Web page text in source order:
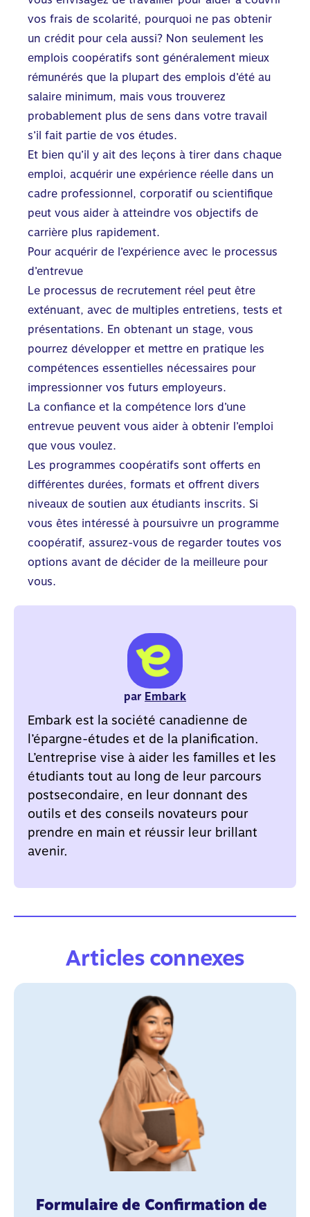
vos frais de scolarité, pourquoi ne pas obtenir
un crédit pour cela aussi? Non seulement les
emplois coopératifs sont généralement mieux
rémunérés que la plupart des emplois d’été au
salaire minimum, mais vous trouverez
probablement plus de sens dans votre travail
s’il fait partie de vos études.
Et bien qu’il y ait des leçons à tirer dans chaque
emploi, acquérir une expérience réelle dans un
cadre professionnel, corporatif ou scientifique
peut vous aider à atteindre vos objectifs de
carrière plus rapidement.
Pour acquérir de l’expérience avec le processus
d’entrevue
Le processus de recrutement réel peut être
exténuant, avec de multiples entretiens, tests et
présentations. En obtenant un stage, vous
pourrez développer et mettre en pratique les
compétences essentielles nécessaires pour
impressionner vos futurs employeurs.
La confiance et la compétence lors d’une
entrevue peuvent vous aider à obtenir l’emploi
que vous voulez.
Les programmes coopératifs sont offerts en
différentes durées, formats et offrent divers
niveaux de soutien aux étudiants inscrits. Si
vous êtes intéressé à poursuivre un programme
coopératif, assurez-vous de regarder toutes vos
options avant de décider de la meilleure pour
vous.
par Embark
Embark est la société canadienne de
l’épargne-études et de la planification.
L’entreprise vise à aider les familles et les
étudiants tout au long de leur parcours
postsecondaire, en leur donnant des
outils et des conseils novateurs pour
prendre en main et réussir leur brillant
avenir.
Articles connexes
Formulaire de Confirmation de